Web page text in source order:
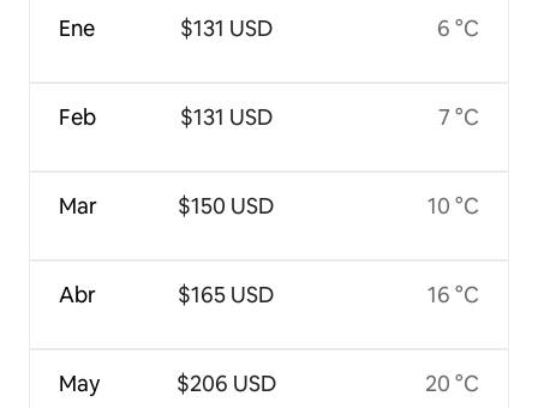
Ene
Feb
Mar
Abr
May
$131 USD
$131 USD
$150 USD
$165 USD
$206 USD
6 °C
7 °C
10 °C
16 °C
20 °C